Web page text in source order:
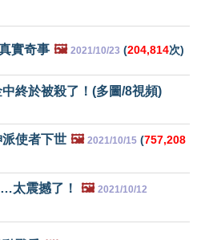
實奇事 🖼️ 2021/10/23 (204,814次)
終於被殺了！(多圖/8視頻)
使者下世 🖼️ 2021/10/15 (757,208
太震撼了！ 🖼️ 2021/10/12